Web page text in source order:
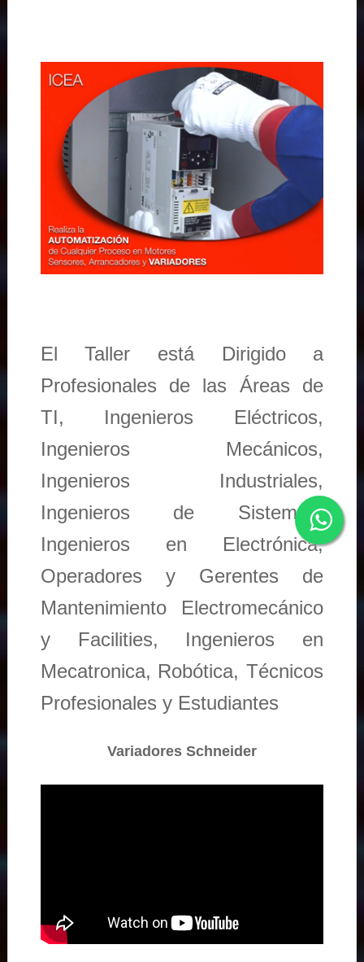
El Taller está Dirigido a
Profesionales de las Áreas de
TI, Ingenieros Eléctricos,
Ingenieros Mecánicos,
Ingenieros Industriales,
Ingenieros de Sistemas,
Ingenieros en Electrónica,
Operadores y Gerentes de
Mantenimiento Electromecánico
y Facilities, Ingenieros en
Mecatronica, Robótica, Técnicos
Profesionales y Estudiantes
Variadores Schneider